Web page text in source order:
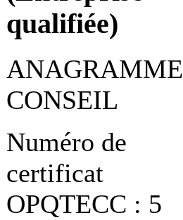
qualifiée)
ANAGRAMME
CONSEIL
Numéro de
certificat
OPQTECC : 5